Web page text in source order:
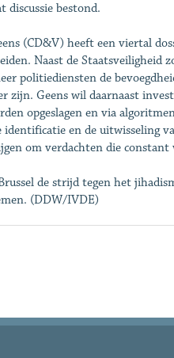
discussie bestond.
(CD&V) heeft een viertal
Naast de Staatsveiligheid
politiediensten de
zijn. Geens wil daarnaast
opgeslagen en via
en de uitwisseling
om verdachten die
de strijd tegen het
(DDW/IVDE)